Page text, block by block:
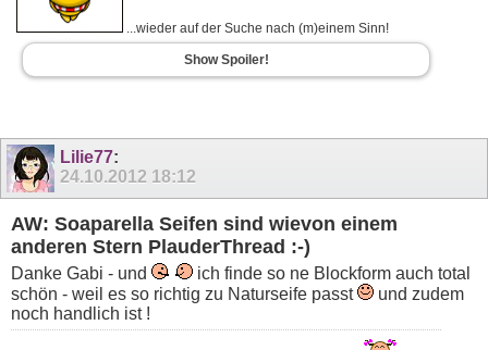
...wieder auf der Suche nach (m)einem Sinn!
Show Spoiler!
Lilie77:
24.10.2012 18:12
AW: Soaparella Seifen sind wievon einem
anderen Stern PlauderThread :-)
Danke Gabi - und
ich finde so ne Blockform auch total
schön - weil es so richtig zu Naturseife passt
und zudem
noch handlich ist !